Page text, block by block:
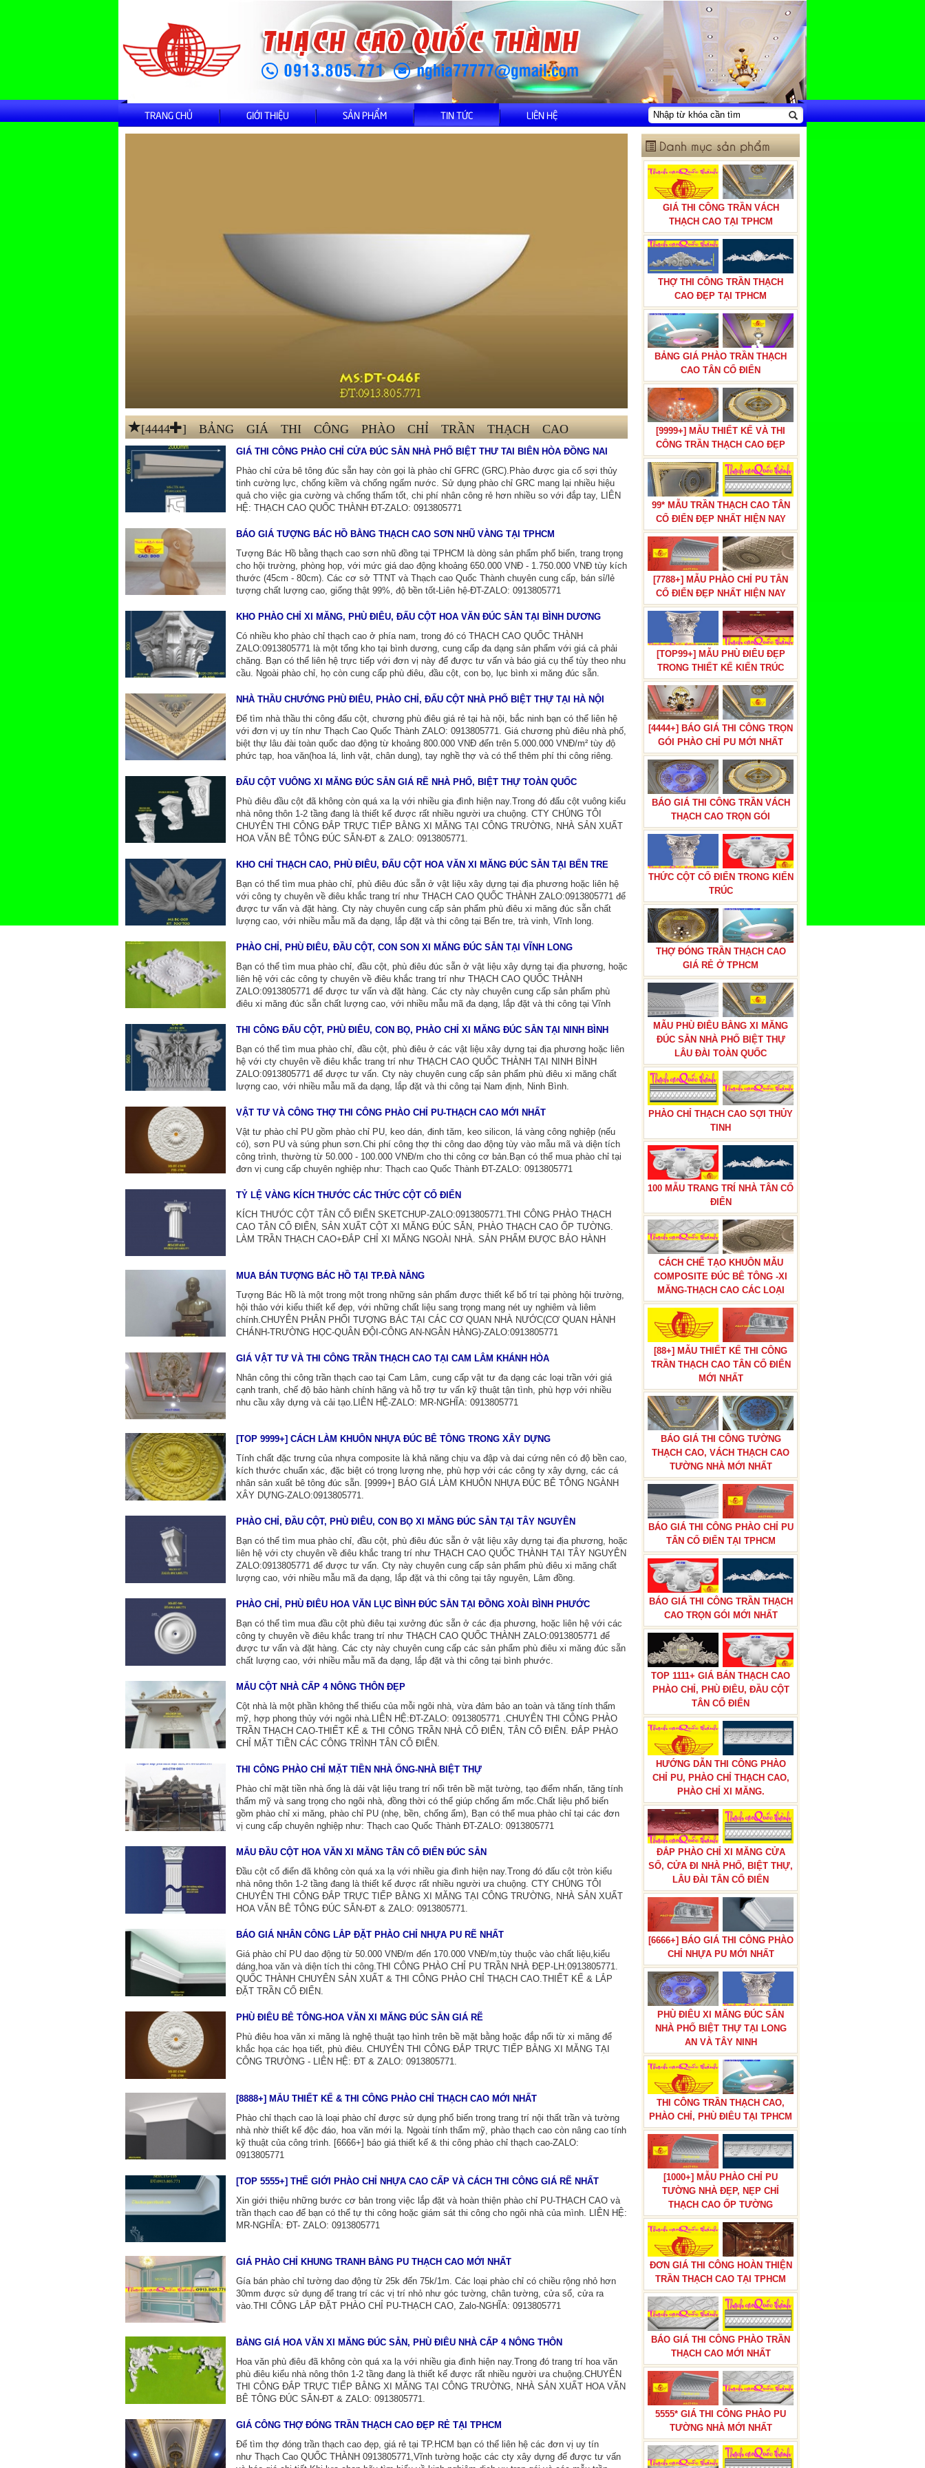
TRANG CHỦ GIỚI THIỆU SẢN PHẨM TIN TỨC LIÊN HỆ
[4444+] BẢNG GIÁ THI CÔNG PHÀO CHỈ TRẦN THẠCH CAO
GIÁ THI CÔNG PHÀO CHỈ CỬA ĐÚC SẴN NHÀ PHỐ BIỆT THƯ TAI BIÊN HÒA ĐỒNG NAI
Phào chỉ cửa bê tông đúc sẵn hay còn gọi là phào chỉ GFRC (GRC).Phào được gia cố sợi thủy
tinh cường lực, chống kiềm và chống ngấm nước. Sử dụng phào chỉ GRC mang lại nhiều hiệu
quả cho việc gia cường và chống thấm tốt, chi phí nhân công rẻ hơn nhiều so với đắp tay, LIÊN
HỆ: THẠCH CAO QUỐC THÀNH ĐT-ZALO: 0913805771
BÁO GIÁ TƯỢNG BÁC HỒ BẰNG THẠCH CAO SƠN NHŨ VÀNG TẠI TPHCM
Tượng Bác Hồ bằng thạch cao sơn nhũ đồng tại TPHCM là dòng sản phẩm phổ biến, trang trọng
cho hội trường, phòng họp, với mức giá dao động khoảng 650.000 VNĐ - 1.750.000 VNĐ tùy kích
thước (45cm - 80cm). Các cơ sở TTNT và Thạch cao Quốc Thành chuyên cung cấp, bán sỉ/lẻ
tượng chất lượng cao, giống thật 99%, độ bền tốt-Liên hệ-ĐT-ZALO: 0913805771
KHO PHÀO CHỈ XI MĂNG, PHÙ ĐIÊU, ĐẤU CỘT HOA VĂN ĐÚC SẴN TẠI BÌNH DƯƠNG
Có nhiều kho phào chỉ thạch cao ở phía nam, trong đó có THẠCH CAO QUỐC THÀNH
ZALO:0913805771 là một tổng kho tại bình dương, cung cấp đa dạng sản phẩm với giá cả phải
chăng. Bạn có thể liên hệ trực tiếp với đơn vị này để được tư vấn và báo giá cụ thể tùy theo nhu
cầu. Ngoài phào chỉ, họ còn cung cấp phù điêu, đầu cột, con bọ, lục bình xi măng đúc sẵn.
NHÀ THẦU CHƯỚNG PHÙ ĐIÊU, PHÀO CHỈ, ĐẤU CỘT NHÀ PHỐ BIỆT THỰ TẠI HÀ NỘI
Để tìm nhà thầu thi công đấu cột, chương phù điêu giá rẻ tại hà nội, bắc ninh bạn có thể liên hệ
với đơn vị uy tín như Thạch Cao Quốc Thành ZALO: 0913805771. Giá chương phù điêu nhà phố,
biệt thự lâu đài toàn quốc dao động từ khoảng 800.000 VNĐ đến trên 5.000.000 VNĐ/m² tùy độ
phức tạp, hoa văn(hoa lá, linh vật, chân dung), tay nghề thợ và có thể thêm phí thi công riêng.
ĐẤU CỘT VUÔNG XI MĂNG ĐÚC SẴN GIÁ RẼ NHÀ PHỐ, BIỆT THỰ TOÀN QUỐC
Phù điêu đầu cột đã không còn quá xa lạ với nhiều gia đình hiện nay.Trong đó đấu cột vuông kiểu
nhà nông thôn 1-2 tầng đang là thiết kế được rất nhiều người ưa chuộng. CTY CHÚNG TÔI
CHUYÊN THI CÔNG ĐẮP TRỰC TIẾP BẰNG XI MĂNG TẠI CÔNG TRƯỜNG, NHÀ SẢN XUẤT
HOA VĂN BÊ TÔNG ĐÚC SẴN-ĐT & ZALO: 0913805771.
KHO CHỈ THẠCH CAO, PHÙ ĐIÊU, ĐẤU CỘT HOA VĂN XI MĂNG ĐÚC SẴN TẠI BẾN TRE
Bạn có thể tìm mua phào chỉ, phù điêu đúc sẵn ở vật liệu xây dựng tại địa phương hoặc liên hệ
với công ty chuyên về điêu khắc trang trí như THẠCH CAO QUỐC THÀNH ZALO:0913805771 để
được tư vấn và đặt hàng. Cty này chuyên cung cấp sản phẩm phù điêu xi măng đúc sẵn chất
lượng cao, với nhiều mẫu mã đa dạng, lắp đặt và thi công tại Bến tre, trà vinh, Vĩnh long.
PHÀO CHỈ, PHÙ ĐIÊU, ĐẦU CỘT, CON SON XI MĂNG ĐÚC SẴN TẠI VĨNH LONG
Bạn có thể tìm mua phào chỉ, đầu cột, phù điêu đúc sẵn ở vật liệu xây dựng tại địa phương, hoặc
liên hệ với các công ty chuyên về điêu khắc trang trí như THẠCH CAO QUỐC THÀNH
ZALO:0913805771 để được tư vấn và đặt hàng. Các cty này chuyên cung cấp sản phẩm phù
điêu xi măng đúc sẵn chất lượng cao, với nhiều mẫu mã đa dạng, lắp đặt và thi công tại Vĩnh
THI CÔNG ĐẤU CỘT, PHÙ ĐIÊU, CON BỌ, PHÀO CHỈ XI MĂNG ĐÚC SẴN TẠI NINH BÌNH
Bạn có thể tìm mua phào chỉ, đầu cột, phù điêu ở các vật liệu xây dựng tại địa phương hoặc liên
hệ với cty chuyên về điêu khắc trang trí như THẠCH CAO QUỐC THÀNH TẠI NINH BÌNH
ZALO:0913805771 để được tư vấn. Cty này chuyên cung cấp sản phẩm phù điêu xi măng chất
lượng cao, với nhiều mẫu mã đa dạng, lắp đặt và thi công tại Nam định, Ninh Bình.
VẬT TƯ VÀ CÔNG THỢ THI CÔNG PHÀO CHỈ PU-THẠCH CAO MỚI NHẤT
Vật tư phào chỉ PU gồm phào chỉ PU, keo dán, đinh tăm, keo silicon, lá vàng công nghiệp (nếu
có), sơn PU và súng phun sơn.Chi phí công thợ thi công dao động tùy vào mẫu mã và diện tích
công trình, thường từ 50.000 - 100.000 VNĐ/m cho thi công cơ bản.Bạn có thể mua phào chỉ tại
đơn vị cung cấp chuyên nghiệp như: Thạch cao Quốc Thành ĐT-ZALO: 0913805771
TỶ LỆ VÀNG KÍCH THƯỚC CÁC THỨC CỘT CỔ ĐIỂN
KÍCH THƯỚC CỘT TÂN CỔ ĐIỂN SKETCHUP-ZALO:0913805771.THI CÔNG PHÀO THẠCH
CAO TÂN CỔ ĐIỂN, SẢN XUẤT CỘT XI MĂNG ĐÚC SẴN, PHÀO THẠCH CAO ỐP TƯỜNG.
LÀM TRẦN THẠCH CAO+ĐẮP CHỈ XI MĂNG NGOÀI NHÀ. SẢN PHẨM ĐƯỢC BẢO HÀNH
MUA BÁN TƯỢNG BÁC HỒ TẠI TP.ĐÀ NẴNG
Tượng Bác Hồ là một trong một trong những sản phẩm được thiết kế bố trí tại phòng hội trường,
hội thảo với kiểu thiết kế đẹp, với những chất liệu sang trọng mang nét uy nghiêm và liêm
chính.CHUYÊN PHÂN PHỐI TƯỢNG BÁC TẠI CÁC CƠ QUAN NHÀ NƯỚC(CƠ QUAN HÀNH
CHÁNH-TRƯỜNG HỌC-QUÂN ĐỘI-CÔNG AN-NGÂN HÀNG)-ZALO:0913805771
GIÁ VẬT TƯ VÀ THI CÔNG TRẦN THẠCH CAO TẠI CAM LÂM KHÁNH HÒA
Nhân công thi công trần thạch cao tại Cam Lâm, cung cấp vật tư đa dạng các loại trần với giá
cạnh tranh, chế độ bảo hành chính hãng và hỗ trợ tư vấn kỹ thuật tận tình, phù hợp với nhiều
nhu cầu xây dựng và cải tạo.LIÊN HỆ-ZALO: MR-NGHĨA: 0913805771
[TOP 9999+] CÁCH LÀM KHUÔN NHỰA ĐÚC BÊ TÔNG TRONG XÂY DỰNG
Tính chất đặc trưng của nhựa composite là khả năng chịu va đập và dai cứng nên có độ bền cao,
kích thước chuẩn xác, đặc biệt có trọng lượng nhẹ, phù hợp với các công ty xây dựng, các cá
nhân sản xuất bê tông đúc sẵn. [9999+] BÁO GIÁ LÀM KHUÔN NHỰA ĐÚC BÊ TÔNG NGÀNH
XÂY DỰNG-ZALO:0913805771.
PHÀO CHỈ, ĐẦU CỘT, PHÙ ĐIÊU, CON BỌ XI MĂNG ĐÚC SẴN TẠI TÂY NGUYÊN
Bạn có thể tìm mua phào chỉ, đầu cột, phù điêu đúc sẵn ở vật liệu xây dựng tại địa phương, hoặc
liên hệ với cty chuyên về điêu khắc trang trí như THẠCH CAO QUỐC THÀNH TẠI TÂY NGUYÊN
ZALO:0913805771 để được tư vấn. Cty này chuyên cung cấp sản phẩm phù điêu xi măng chất
lượng cao, với nhiều mẫu mã đa dạng, lắp đặt và thi công tại tây nguyên, Lâm đồng.
PHÀO CHỈ, PHÙ ĐIÊU HOA VĂN LỤC BÌNH ĐÚC SẴN TẠI ĐỒNG XOÀI BÌNH PHƯỚC
Bạn có thể tìm mua đầu cột phù điêu tại xưởng đúc sẵn ở các địa phương, hoặc liên hệ với các
công ty chuyên về điêu khắc trang trí như THẠCH CAO QUỐC THÀNH ZALO:0913805771 để
được tư vấn và đặt hàng. Các cty này chuyên cung cấp các sản phẩm phù điêu xi măng đúc sẵn
chất lượng cao, với nhiều mẫu mã đa dạng, lắp đặt và thi công tại bình phước.
MẪU CỘT NHÀ CẤP 4 NÔNG THÔN ĐẸP
Cột nhà là một phần không thể thiếu của mỗi ngôi nhà, vừa đảm bảo an toàn và tăng tính thẩm
mỹ, hợp phong thủy với ngôi nhà.LIÊN HỆ:ĐT-ZALO: 0913805771 .CHUYÊN THI CÔNG PHÀO
TRẦN THẠCH CAO-THIẾT KẾ & THI CÔNG TRẦN NHÀ CỔ ĐIỂN, TÂN CỔ ĐIỂN. ĐẮP PHÀO
CHỈ MẶT TIỀN CÁC CÔNG TRÌNH TÂN CỔ ĐIỂN.
THI CÔNG PHÀO CHỈ MẶT TIỀN NHÀ ỐNG-NHÀ BIỆT THỰ
Phào chỉ mặt tiền nhà ống là dải vật liệu trang trí nổi trên bề mặt tường, tạo điểm nhấn, tăng tính
thẩm mỹ và sang trọng cho ngôi nhà, đồng thời có thể giúp chống ẩm mốc.Chất liệu phổ biến
gồm phào chỉ xi măng, phào chỉ PU (nhẹ, bền, chống ẩm), Bạn có thể mua phào chỉ tại các đơn
vị cung cấp chuyên nghiệp như: Thạch cao Quốc Thành ĐT-ZALO: 0913805771
MẪU ĐẦU CỘT HOA VĂN XI MĂNG TÂN CỔ ĐIỂN ĐÚC SẴN
Đầu cột cổ điển đã không còn quá xa lạ với nhiều gia đình hiện nay.Trong đó đấu cột tròn kiểu
nhà nông thôn 1-2 tầng đang là thiết kế được rất nhiều người ưa chuộng. CTY CHÚNG TÔI
CHUYÊN THI CÔNG ĐẮP TRỰC TIẾP BẰNG XI MĂNG TẠI CÔNG TRƯỜNG, NHÀ SẢN XUẤT
HOA VĂN BÊ TÔNG ĐÚC SẴN-ĐT & ZALO: 0913805771.
BÁO GIÁ NHÂN CÔNG LẮP ĐẶT PHÀO CHỈ NHỰA PU RẼ NHẤT
Giá phào chỉ PU dao động từ 50.000 VNĐ/m đến 170.000 VNĐ/m,tùy thuộc vào chất liệu,kiểu
dáng,hoa văn và diện tích thi công.THI CÔNG PHÀO CHỈ PU TRẦN NHÀ ĐẸP-LH:0913805771.
QUỐC THÀNH CHUYÊN SẢN XUẤT & THI CÔNG PHÀO CHỈ THẠCH CAO.THIẾT KẾ & LẮP
ĐẶT TRẦN CỔ ĐIỂN.
PHÙ ĐIÊU BÊ TÔNG-HOA VĂN XI MĂNG ĐÚC SẴN GIÁ RẼ
Phù điêu hoa văn xi măng là nghệ thuật tạo hình trên bề mặt bằng hoặc đắp nổi từ xi măng để
khắc họa các họa tiết, phù điêu. CHUYÊN THI CÔNG ĐẮP TRỰC TIẾP BẰNG XI MĂNG TẠI
CÔNG TRƯỜNG - LIÊN HỆ: ĐT & ZALO: 0913805771.
[8888+] MẪU THIẾT KẾ & THI CÔNG PHÀO CHỈ THẠCH CAO MỚI NHẤT
Phào chỉ thạch cao là loại phào chỉ được sử dụng phổ biến trong trang trí nội thất trần và tường
nhà nhờ thiết kế độc đáo, hoa văn mới lạ. Ngoài tính thẩm mỹ, phào thạch cao còn nâng cao tính
kỹ thuật của công trình. [6666+] báo giá thiết kế & thi công phào chỉ thạch cao-ZALO:
0913805771
[TOP 5555+] THẾ GIỚI PHÀO CHỈ NHỰA CAO CẤP VÀ CÁCH THI CÔNG GIÁ RẼ NHẤT
Xin giới thiệu những bước cơ bản trong việc lắp đặt và hoàn thiện phào chỉ PU-THẠCH CAO và
trần thạch cao để bạn có thể tự thi công hoặc giám sát thi công cho ngôi nhà của mình. LIÊN HỆ:
MR-NGHĨA: ĐT- ZALO: 0913805771
GIÁ PHÀO CHỈ KHUNG TRANH BẰNG PU THẠCH CAO MỚI NHẤT
Gía bán phào chỉ tường dao động từ 25k đến 75k/1m. Các loại phào chỉ có chiều rộng nhỏ hơn
30mm được sử dụng để trang trí các vị trí nhỏ như góc tường, chân tường, cửa sổ, cửa ra
vào.THI CÔNG LẮP ĐẶT PHÀO CHỈ PU-THẠCH CAO, Zalo-NGHĨA: 0913805771
BẢNG GIÁ HOA VĂN XI MĂNG ĐÚC SẴN, PHÙ ĐIÊU NHÀ CẤP 4 NÔNG THÔN
Hoa văn phù điêu đã không còn quá xa lạ với nhiều gia đình hiện nay.Trong đó trang trí hoa văn
phù điêu kiểu nhà nông thôn 1-2 tầng đang là thiết kế được rất nhiều người ưa chuộng.CHUYÊN
THI CÔNG ĐẮP TRỰC TIẾP BẰNG XI MĂNG TẠI CÔNG TRƯỜNG, NHÀ SẢN XUẤT HOA VĂN
BÊ TÔNG ĐÚC SẴN-ĐT & ZALO: 0913805771.
GIÁ CÔNG THỢ ĐÓNG TRẦN THẠCH CAO ĐẸP RẺ TẠI TPHCM
Để tìm thợ đóng trần thạch cao đẹp, giá rẻ tại TP.HCM bạn có thể liên hệ các đơn vị uy tín
như Thạch Cao QUỐC THÀNH 0913805771,Vĩnh tường hoặc các cty xây dựng để được tư vấn
Danh mục sản phẩm
GIÁ THI CÔNG TRẦN VÁCH
THẠCH CAO TẠI TPHCM
THỢ THI CÔNG TRẦN THẠCH
CAO ĐẸP TẠI TPHCM
BẢNG GIÁ PHÀO TRẦN THẠCH
CAO TÂN CỔ ĐIỂN
[9999+] MẪU THIẾT KẾ VÀ THI
CÔNG TRẦN THẠCH CAO ĐẸP
99* MẪU TRẦN THẠCH CAO TÂN
CỔ ĐIỂN ĐẸP NHẤT HIỆN NAY
[7788+] MẪU PHÀO CHỈ PU TÂN
CỔ ĐIỂN ĐẸP NHẤT HIỆN NAY
[TOP99+] MẪU PHÙ ĐIÊU ĐẸP
TRONG THIẾT KẾ KIẾN TRÚC
[4444+] BÁO GIÁ THI CÔNG TRỌN
GÓI PHÀO CHỈ PU MỚI NHẤT
BÁO GIÁ THI CÔNG TRẦN VÁCH
THẠCH CAO TRỌN GÓI
THỨC CỘT CỔ ĐIỂN TRONG KIẾN
TRÚC
THỢ ĐÓNG TRẦN THẠCH CAO
GIÁ RẺ Ở TPHCM
MẪU PHÙ ĐIÊU BẰNG XI MĂNG
ĐÚC SẴN NHÀ PHỐ BIỆT THỰ
LÂU ĐÀI TOÀN QUỐC
PHÀO CHỈ THẠCH CAO SỢI THỦY
TINH
100 MẪU TRANG TRÍ NHÀ TÂN CỔ
ĐIỂN
CÁCH CHẾ TẠO KHUÔN MẪU
COMPOSITE ĐÚC BÊ TÔNG -XI
MĂNG-THẠCH CAO CÁC LOẠI
[88+] MẪU THIẾT KẾ THI CÔNG
TRẦN THẠCH CAO TÂN CỔ ĐIỂN
MỚI NHẤT
BÁO GIÁ THI CÔNG TƯỜNG
THẠCH CAO, VÁCH THẠCH CAO
TƯỜNG NHÀ MỚI NHẤT
BÁO GIÁ THI CÔNG PHÀO CHỈ PU
TÂN CỔ ĐIỂN TẠI TPHCM
BÁO GIÁ THI CÔNG TRẦN THẠCH
CAO TRỌN GÓI MỚI NHẤT
TOP 1111+ GIÁ BÁN THẠCH CAO
PHÀO CHỈ, PHÙ ĐIÊU, ĐẦU CỘT
TÂN CỔ ĐIỂN
HƯỚNG DẪN THI CÔNG PHÀO
CHỈ PU, PHÀO CHỈ THẠCH CAO,
PHÀO CHỈ XI MĂNG.
ĐẮP PHÀO CHỈ XI MĂNG CỬA
SỔ, CỬA ĐI NHÀ PHỐ, BIỆT THỰ,
LÂU ĐÀI TÂN CỔ ĐIỂN
[6666+] BÁO GIÁ THI CÔNG PHÀO
CHỈ NHỰA PU MỚI NHẤT
PHÙ ĐIÊU XI MĂNG ĐÚC SẴN
NHÀ PHỐ BIỆT THỰ TẠI LONG
AN VÀ TÂY NINH
THI CÔNG TRẦN THẠCH CAO,
PHÀO CHỈ, PHÙ ĐIÊU TẠI TPHCM
[1000+] MẪU PHÀO CHỈ PU
TƯỜNG NHÀ ĐẸP, NẸP CHỈ
THẠCH CAO ỐP TƯỜNG
ĐƠN GIÁ THI CÔNG HOÀN THIỆN
TRẦN THẠCH CAO TẠI TPHCM
BÁO GIÁ THI CÔNG PHÀO TRẦN
THẠCH CAO MỚI NHẤT
5555* GIÁ THI CÔNG PHÀO PU
TƯỜNG NHÀ MỚI NHẤT
BÁO GIÁ THI CÔNG PHÀO CHỈ
PU TÂN CỔ ĐIỂN TẠI TPHCM
BÁO GIÁ THI CÔNG TRẦN THẠCH
CAO TRỌN GÓI
BÁN ĐÔN HOA,TRỤ ĐÔN HOA
CƯỚI TRANG TRÍ LỐI ĐI NHÀ
HÀNG TIỆC CƯỚI